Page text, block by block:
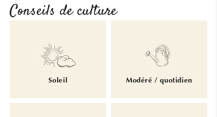
Conseils de culture
Soleil Modéré / quotidien